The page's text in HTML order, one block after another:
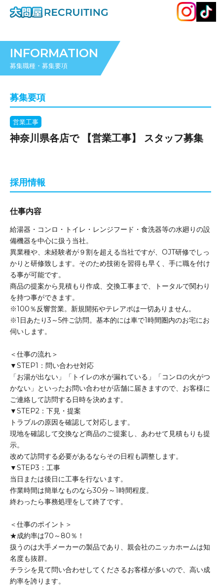
INFORMATION
募集職種・募集要項
募集要項
営業工事
神奈川県各店で 【営業工事】 スタッフ募集
採用情報
仕事内容
給湯器・コンロ・トイレ・レンジフード・食洗器等の水廻りの設
備機器を中心に扱う当社。
異業種や、未経験者が９割を超える当社ですが、OJT研修でしっ
かりと研修致します。そのため技術を習得も早く、手に職を付け
る事が可能です。
商品の提案から見積もり作成、交換工事まで、トータルで関わり
を持つ事ができます。
※100％反響営業。新規開拓やテレアポは一切ありません。
※1日あたり3～5件ご訪問。基本的には車で1時間圏内のお宅にお
伺いします。
＜仕事の流れ＞
▼STEP1：問い合わせ対応
「お湯が出ない」「トイレの水が漏れている」「コンロの火がつ
かない」といったお問い合わせが店舗に届きますので、お客様に
ご連絡して訪問する日時を決めます。
▼STEP2：下見・提案
トラブルの原因を確認して対応します。
現地を確認して交換など商品のご提案し、あわせて見積もりも提
示。
改めて訪問する必要があるならその日程も調整します。
▼STEP3：工事
当日または後日に工事を行ないます。
作業時間は簡単なものなら30分～1時間程度。
終わったら事務処理をして終了です。
＜仕事のポイント＞
★成約率は70～80％！
扱うのは大手メーカーの製品であり、親会社のニッカホームは知
名度も抜群。
チラシを見て問い合わせしてくださるお客様が多いので、高い成
約率を誇ります。